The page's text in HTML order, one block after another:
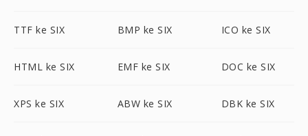
TTF ke SIX BMP ke SIX ICO ke SIX
HTML ke SIX EMF ke SIX DOC ke SIX
XPS ke SIX ABW ke SIX DBK ke SIX